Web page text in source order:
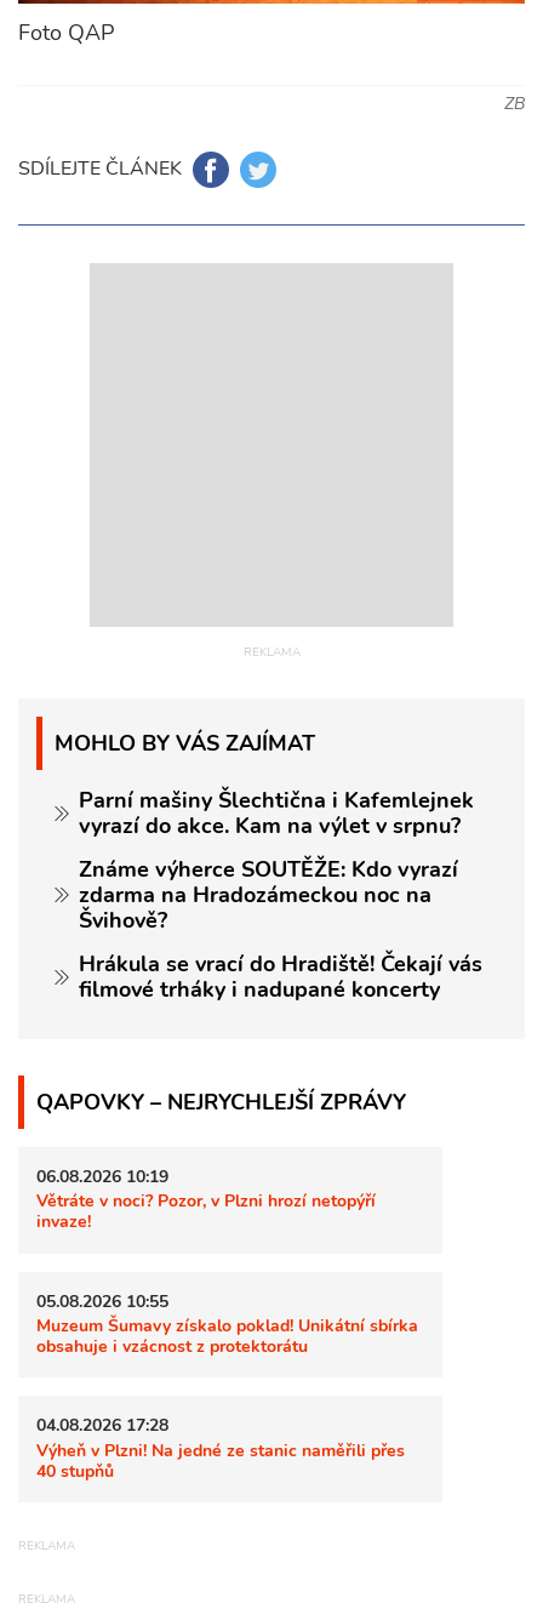
Foto QAP
ZB
SDÍLEJTE ČLÁNEK
MOHLO BY VÁS ZAJÍMAT
Parní mašiny Šlechtična i Kafemlejnek
vyrazí do akce. Kam na výlet v srpnu?
Známe výherce SOUTĚŽE: Kdo vyrazí
zdarma na Hradozámeckou noc na
Švihově?
Hrákula se vrací do Hradiště! Čekají vás
filmové trháky i nadupané koncerty
QAPOVKY – NEJRYCHLEJŠÍ ZPRÁVY
06.08.2026 10:19
Větráte v noci? Pozor, v Plzni hrozí netopýří
invaze!
05.08.2026 10:55
Muzeum Šumavy získalo poklad! Unikátní sbírka
obsahuje i vzácnost z protektorátu
04.08.2026 17:28
Výheň v Plzni! Na jedné ze stanic naměřili přes
40 stupňů